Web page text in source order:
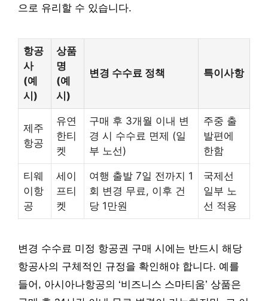
으로 유리할 수 있습니다.
항공
사
(예
시)
상품
명
(예
시)
변경 수수료 정책 특이사항
제주
항공
유연
한티
켓
구매 후 3개월 이내 변
경 시 수수료 면제 (일
부 노선)
주중 출
발편에
한함
티웨
이항
공
세이
프티
켓
여행 출발 7일 전까지 1
회 변경 무료, 이후 건
당 1만원
국제선
일부 노
선 적용
변경 수수료 미정 항공권 구매 시에는 반드시 해당
항공사의 구체적인 규정을 확인해야 합니다. 예를
들어, 아시아나항공의 ‘비즈니스 스마티움’ 상품은